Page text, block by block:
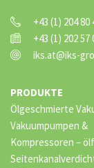
+43 (1) 204 80
+43 (1) 202 57
iks.at@iks-
PRODUKTE
Ölgeschmierte
Vakuumpumpen &
Kompressoren –